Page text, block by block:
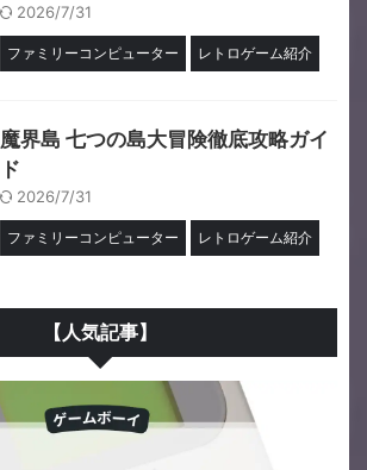
2026/7/31
ファミリーコンピューター レトロゲーム紹介
魔界島 七つの島大冒険徹底攻略ガイ
ド
2026/7/31
ファミリーコンピューター レトロゲーム紹介
【人気記事】